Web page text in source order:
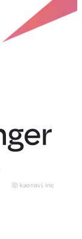
© kaonavi, Inc